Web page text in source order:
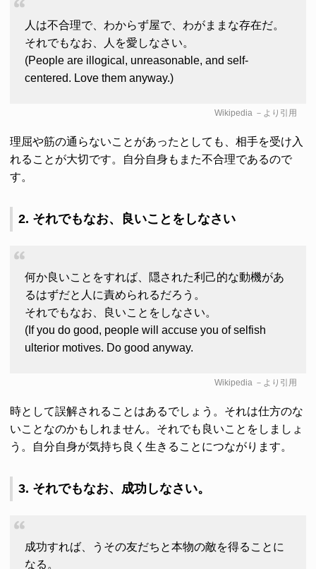
人は不合理で、わからず屋で、わがままな存在だ。
それでもなお、人を愛しなさい。
(People are illogical, unreasonable, and self-
centered. Love them anyway.)
Wikipedia－より引用
理屈や筋の通らないことがあったとしても、相手を受け入
れることが大切です。自分自身もまた不合理であるので
す。
2. それでもなお、良いことをしなさい
何か良いことをすれば、隠された利己的な動機があ
るはずだと人に責められるだろう。
それでもなお、良いことをしなさい。
(If you do good, people will accuse you of selfish
ulterior motives. Do good anyway.
Wikipedia－より引用
時として誤解されることはあるでしょう。それは仕方のな
いことなのかもしれません。それでも良いことをしましょ
う。自分自身が気持ち良く生きることにつながります。
3. それでもなお、成功しなさい。
成功すれば、うその友だちと本物の敵を得ることに
なる。